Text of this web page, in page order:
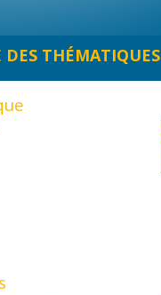
DES THÉMATIQUES